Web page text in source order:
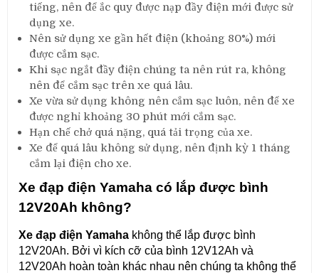
tiếng, nên để ắc quy được nạp đầy điện mới được sử
dụng xe.
Nên sử dụng xe gần hết điện (khoảng 80%) mới
được cắm sạc.
Khi sạc ngắt đầy điện chúng ta nên rút ra, không
nên để cắm sạc trên xe quá lâu.
Xe vừa sử dụng không nên cắm sạc luôn, nên để xe
được nghỉ khoảng 30 phút mới cắm sạc.
Hạn chế chở quá nặng, quá tải trọng của xe.
Xe để quá lâu không sử dụng, nên định kỳ 1 tháng
cắm lại điện cho xe.
Xe đạp điện Yamaha có lắp được bình
12V20Ah không?
Xe đạp điện Yamaha không thể lắp được bình
12V20Ah. Bởi vì kích cỡ của bình 12V12Ah và
12V20Ah hoàn toàn khác nhau nên chúng ta không thể